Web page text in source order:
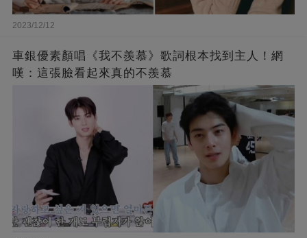
2023/12/12
車銀優素顏唱《我不羨慕》歌詞根本找到主人！網
嘆：這張臉看起來真的不羨慕